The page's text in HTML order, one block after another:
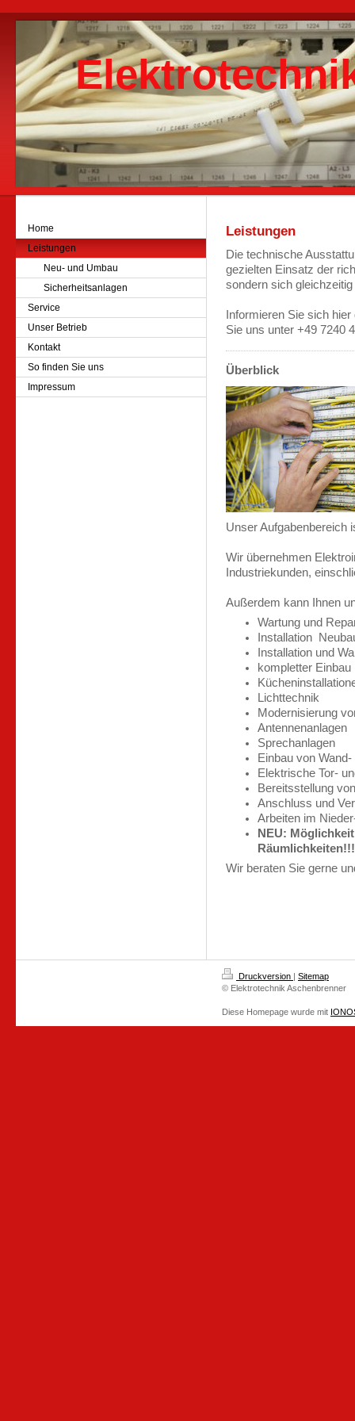
Home
Leistungen
Neu- und Umbau
Sicherheitsanlagen
Service
Unser Betrieb
Kontakt
So finden Sie uns
Impressum
Leistungen
Die technische
gezielten Einsatz der
sondern sich
Informieren Sie sich
Sie uns unter +49 7240
Überblick
Unser Aufgabenbereich
Wir übernehmen
Industriekunden,
Außerdem kann Ihnen
Wartung und
Installation
Installation und
kompletter Einbau
Lichttechnik
Modernisierung
Antennenanlagen
Sprechanlagen
Einbau von
Elektrische Tor-
Bereitsstellung
Anschluss und
Arbeiten im
NEU:
Räumlichkeiten!!!
Wir beraten Sie gerne
Druckversion | Sitemap
© Elektrotechnik Aschenbrenner
Diese Homepage wurde mit